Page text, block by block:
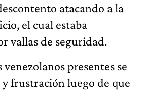
atacando a la
el cual estaba
vallas de seguridad.
venezolanos presentes se
frustración luego de que